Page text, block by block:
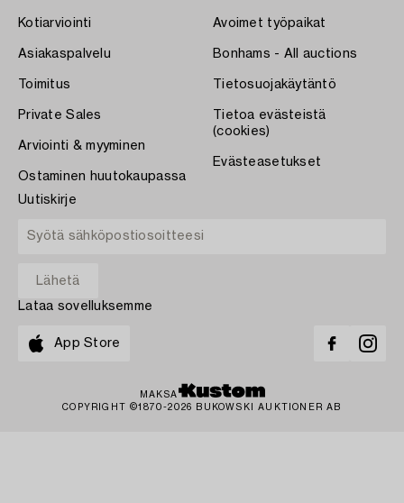
Kotiarviointi
Asiakaspalvelu
Toimitus
Private Sales
Arviointi & myyminen
Ostaminen huutokaupassa
Avoimet työpaikat
Bonhams - All auctions
Tietosuojakäytäntö
Tietoa evästeistä
(cookies)
Evästeasetukset
Uutiskirje
Lataa sovelluksemme
App Store
MAKSA
COPYRIGHT ©1870-2026 BUKOWSKI AUKTIONER AB